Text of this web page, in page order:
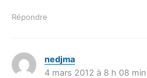
Répondre
nedjma
i
4 mars 2012 à 8 h 08 min